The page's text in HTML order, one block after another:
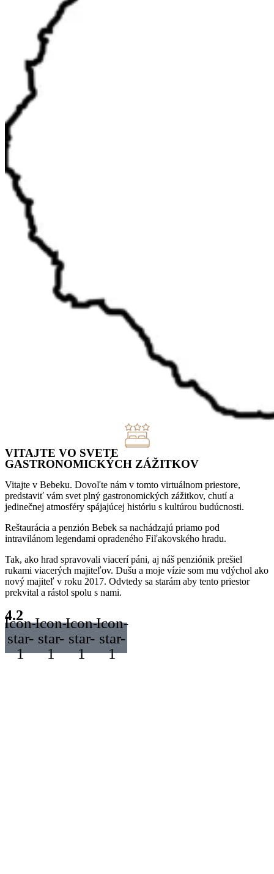
VITAJTE VO SVETE
GASTRONOMICKÝCH ZÁŽITKOV
Vitajte v Bebeku. Dovoľte nám v tomto virtuálnom priestore,
predstaviť vám svet plný gastronomických zážitkov, chutí a
jedinečnej atmosféry spájajúcej históriu s kultúrou budúcnosti.
Reštaurácia a penzión Bebek sa nachádzajú priamo pod
intravilánom legendami opradeného Fiľakovského hradu.
Tak, ako hrad spravovali viacerí páni, aj náš penziónik prešiel
rukami viacerých majiteľov. Dušu a moje vízie som mu vdýchol ako
nový majiteľ v roku 2017. Odvtedy sa starám aby tento priestor
prekvital a rástol spolu s nami.
4.2
Icon-
star-
1
Icon-
star-
1
Icon-
star-
1
Icon-
star-
1